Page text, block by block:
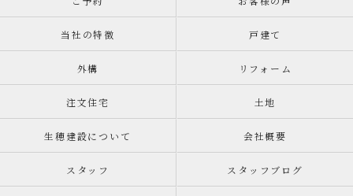
当社の特徴 戸建て
外構 リフォーム
注文住宅 土地
生穂建設について 会社概要
スタッフ スタッフブログ